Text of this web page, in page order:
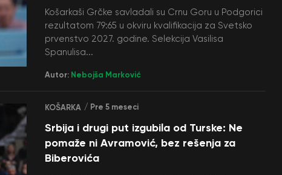
Košarkaši Grčke savladali su Crnu Goru u Podgorici
rezultatom 79:65 u okviru kvalifikacija za Svetsko
prvenstvo 2027. godine. Selekcija Vasilisa
Spanulisa...
Autor: Nebojša Marković
KOŠARKA / Pre 5 meseci
Srbija i drugi put izgubila od Turske: Ne
pomaže ni Avramović, bez rešenja za
Biberovića